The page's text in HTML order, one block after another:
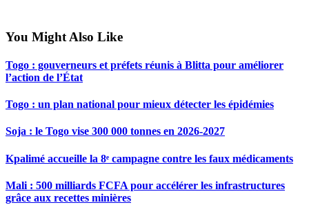
You Might Also Like
Togo : gouverneurs et préfets réunis à Blitta pour améliorer
l’action de l’État
Togo : un plan national pour mieux détecter les épidémies
Soja : le Togo vise 300 000 tonnes en 2026-2027
Kpalimé accueille la 8ᵉ campagne contre les faux médicaments
Mali : 500 milliards FCFA pour accélérer les infrastructures
grâce aux recettes minières